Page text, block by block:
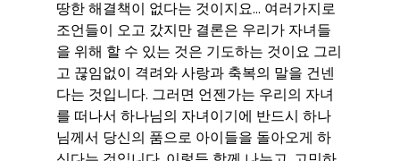
땅한 해결책이 없다는 것이지요... 여러가지로
조언들이 오고 갔지만 결론은 우리가 자녀들
을 위해 할 수 있는 것은 기도하는 것이요 그리
고 끊임없이 격려와 사랑과 축복의 말을 건넨
다는 것입니다. 그러면 언젠가는 우리의 자녀
를 떠나서 하나님의 자녀이기에 반드시 하나
님께서 당신의 품으로 아이들을 돌아오게 하